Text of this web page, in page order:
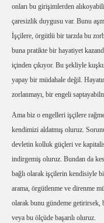
onları bu girişimlerden
çaresizlik duygusu var. Bunu
İşçilere, örgütlü bir tarzda bu
buna pratikte bir hayatiyet
içinden çıkıyor. Bu şekliyle
yapay bir müdahale değil.
zorlanmayı, bir engeli
Ama biz o engelleri işçilere
kendimizi aldatmış oluruz.
devletin kolluk güçleri ve
indirgemiş oluruz. Bundan da
bağlı olarak işçilerin kendisiyle
arama, örgütlenme ve direnme
olarak bunu gündeme getirirsek,
veya bu ölçüde başarılı oluruz.